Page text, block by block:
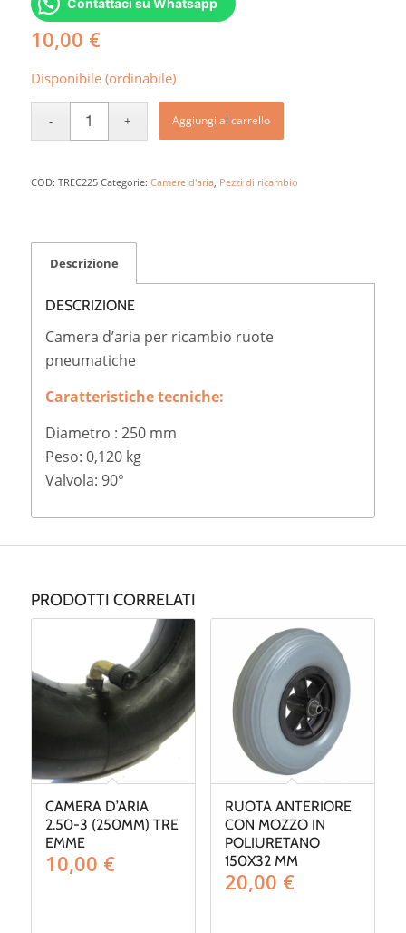
10,00 €
Disponibile (ordinabile)
Aggiungi al carrello
COD: TREC225 Categorie: Camere d'aria, Pezzi di ricambio
Descrizione
DESCRIZIONE
Camera d’aria per ricambio ruote
pneumatiche
Caratteristiche tecniche:
Diametro : 250 mm
Peso: 0,120 kg
Valvola: 90°
PRODOTTI CORRELATI
CAMERA D’ARIA
2.50-3 (250MM) TRE
EMME
10,00 €
RUOTA ANTERIORE
CON MOZZO IN
POLIURETANO
150X32 MM
20,00 €